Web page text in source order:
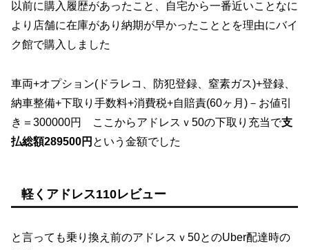
以前に購入履歴があったこと、自宅から一番近いことなに
より店舗に在庫があり納期が早かったこととを理由にバイ
ク館で購入しました
車両+オプション(ドラレコ、防犯登録、窒素ガス)+登録、
納車整備+下取り手数料+消費税+自賠責(60ヶ月)－お値引
き＝300000円 ここからアドレスｖ50の下取り充当で支
払総額289500円 という金額でした
軽くアドレス110レビュー
と言っても乗り換え前のアドレスｖ50とのUber配達時の